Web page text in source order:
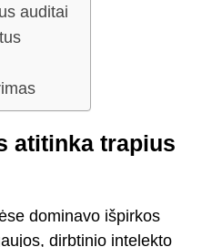
auditai
atitinka trapius
dominavo išpirkos
dirbtinio intelekto